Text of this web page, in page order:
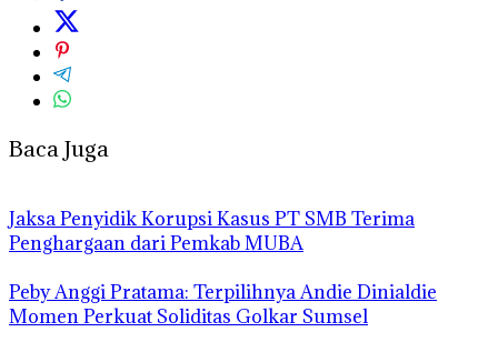
Baca Juga
Jaksa Penyidik Korupsi Kasus PT SMB Terima
Penghargaan dari Pemkab MUBA
Peby Anggi Pratama: Terpilihnya Andie Dinialdie
Momen Perkuat Soliditas Golkar Sumsel